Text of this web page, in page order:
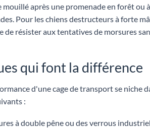
après une promenade en forêt ou
Pour les chiens destructeurs à forte
résister aux tentatives de morsures
qui font la différence
d'une cage de transport se niche
:
à double pêne ou des verrous